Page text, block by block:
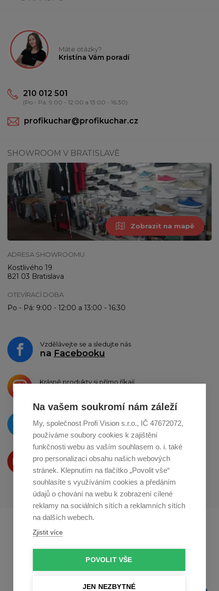
Máte otázky?
Kristína Vám poradí
210 012 501
(Po - Pá: 9:00 - 12:00 a 13:00 - 16:30)
profikuchar@profikuchar.cz
SHOWROOM V BRATISLAVĚ
Zobrazit na mapě
ADRESA SHOWROOMU
Kostlivého 19
821 03 Bratislava
OTEVÍRACÍ DOBA
Po - Pá: 9:00 - 12:00 a 13:00 - 16:30
Vzdělávejte se a sledujte nás
na Facebooku
Krásné produkty si přímo říkají
O novinkách píšeme
naTwitteru
Produkty Vám představujeme
na Youtube
Profikuchar.sk
Na vašem soukromí nám záleží
My, společnost Profi Vision s.r.o., IČ 47672072,
používáme soubory cookies k zajištění
funkčnosti webu as vaším souhlasem o. i. také
pro personalizaci obsahu našich webových
stránek. Klepnutím na tlačítko „Povolit vše“
souhlasíte s využíváním cookies a předáním
údajů o chování na webu k zobrazení cílené
reklamy na sociálních sítích a reklamních sítích
na dalších webech.
Zjistit více
POVOLIT VŠE
JEN NEZBYTNÉ